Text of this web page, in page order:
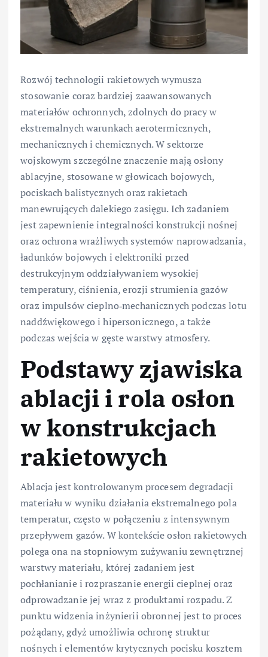
Rozwój technologii rakietowych wymusza
stosowanie coraz bardziej zaawansowanych
materiałów ochronnych, zdolnych do pracy w
ekstremalnych warunkach aerotermicznych,
mechanicznych i chemicznych. W sektorze
wojskowym szczególne znaczenie mają osłony
ablacyjne, stosowane w głowicach bojowych,
pociskach balistycznych oraz rakietach
manewrujących dalekiego zasięgu. Ich zadaniem
jest zapewnienie integralności konstrukcji nośnej
oraz ochrona wrażliwych systemów naprowadzania,
ładunków bojowych i elektroniki przed
destrukcyjnym oddziaływaniem wysokiej
temperatury, ciśnienia, erozji strumienia gazów
oraz impulsów cieplno‑mechanicznych podczas lotu
naddźwiękowego i hipersonicznego, a także
podczas wejścia w gęste warstwy atmosfery.
Podstawy zjawiska
ablacji i rola osłon
w konstrukcjach
rakietowych
Ablacja jest kontrolowanym procesem degradacji
materiału w wyniku działania ekstremalnego pola
temperatur, często w połączeniu z intensywnym
przepływem gazów. W kontekście osłon rakietowych
polega ona na stopniowym zużywaniu zewnętrznej
warstwy materiału, której zadaniem jest
pochłanianie i rozpraszanie energii cieplnej oraz
odprowadzanie jej wraz z produktami rozpadu. Z
punktu widzenia inżynierii obronnej jest to proces
pożądany, gdyż umożliwia ochronę struktur
nośnych i elementów krytycznych pocisku kosztem